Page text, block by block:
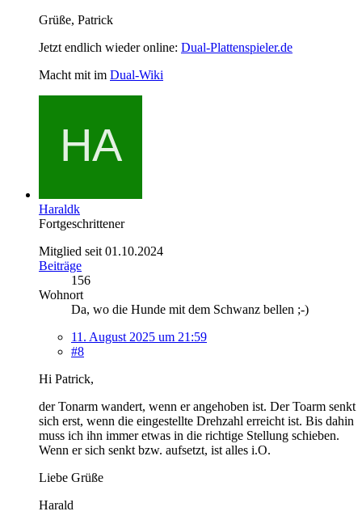
Grüße, Patrick
Jetzt endlich wieder online: Dual-Plattenspieler.de
Macht mit im Dual-Wiki
Haraldk
Fortgeschrittener
Mitglied seit 01.10.2024
Beiträge
156
Wohnort
Da, wo die Hunde mit dem Schwanz bellen ;-)
11. August 2025 um 21:59
#8
Hi Patrick,
der Tonarm wandert, wenn er angehoben ist. Der Toarm senkt
sich erst, wenn die eingestellte Drehzahl erreicht ist. Bis dahin
muss ich ihn immer etwas in die richtige Stellung schieben.
Wenn er sich senkt bzw. aufsetzt, ist alles i.O.
Liebe Grüße
Harald